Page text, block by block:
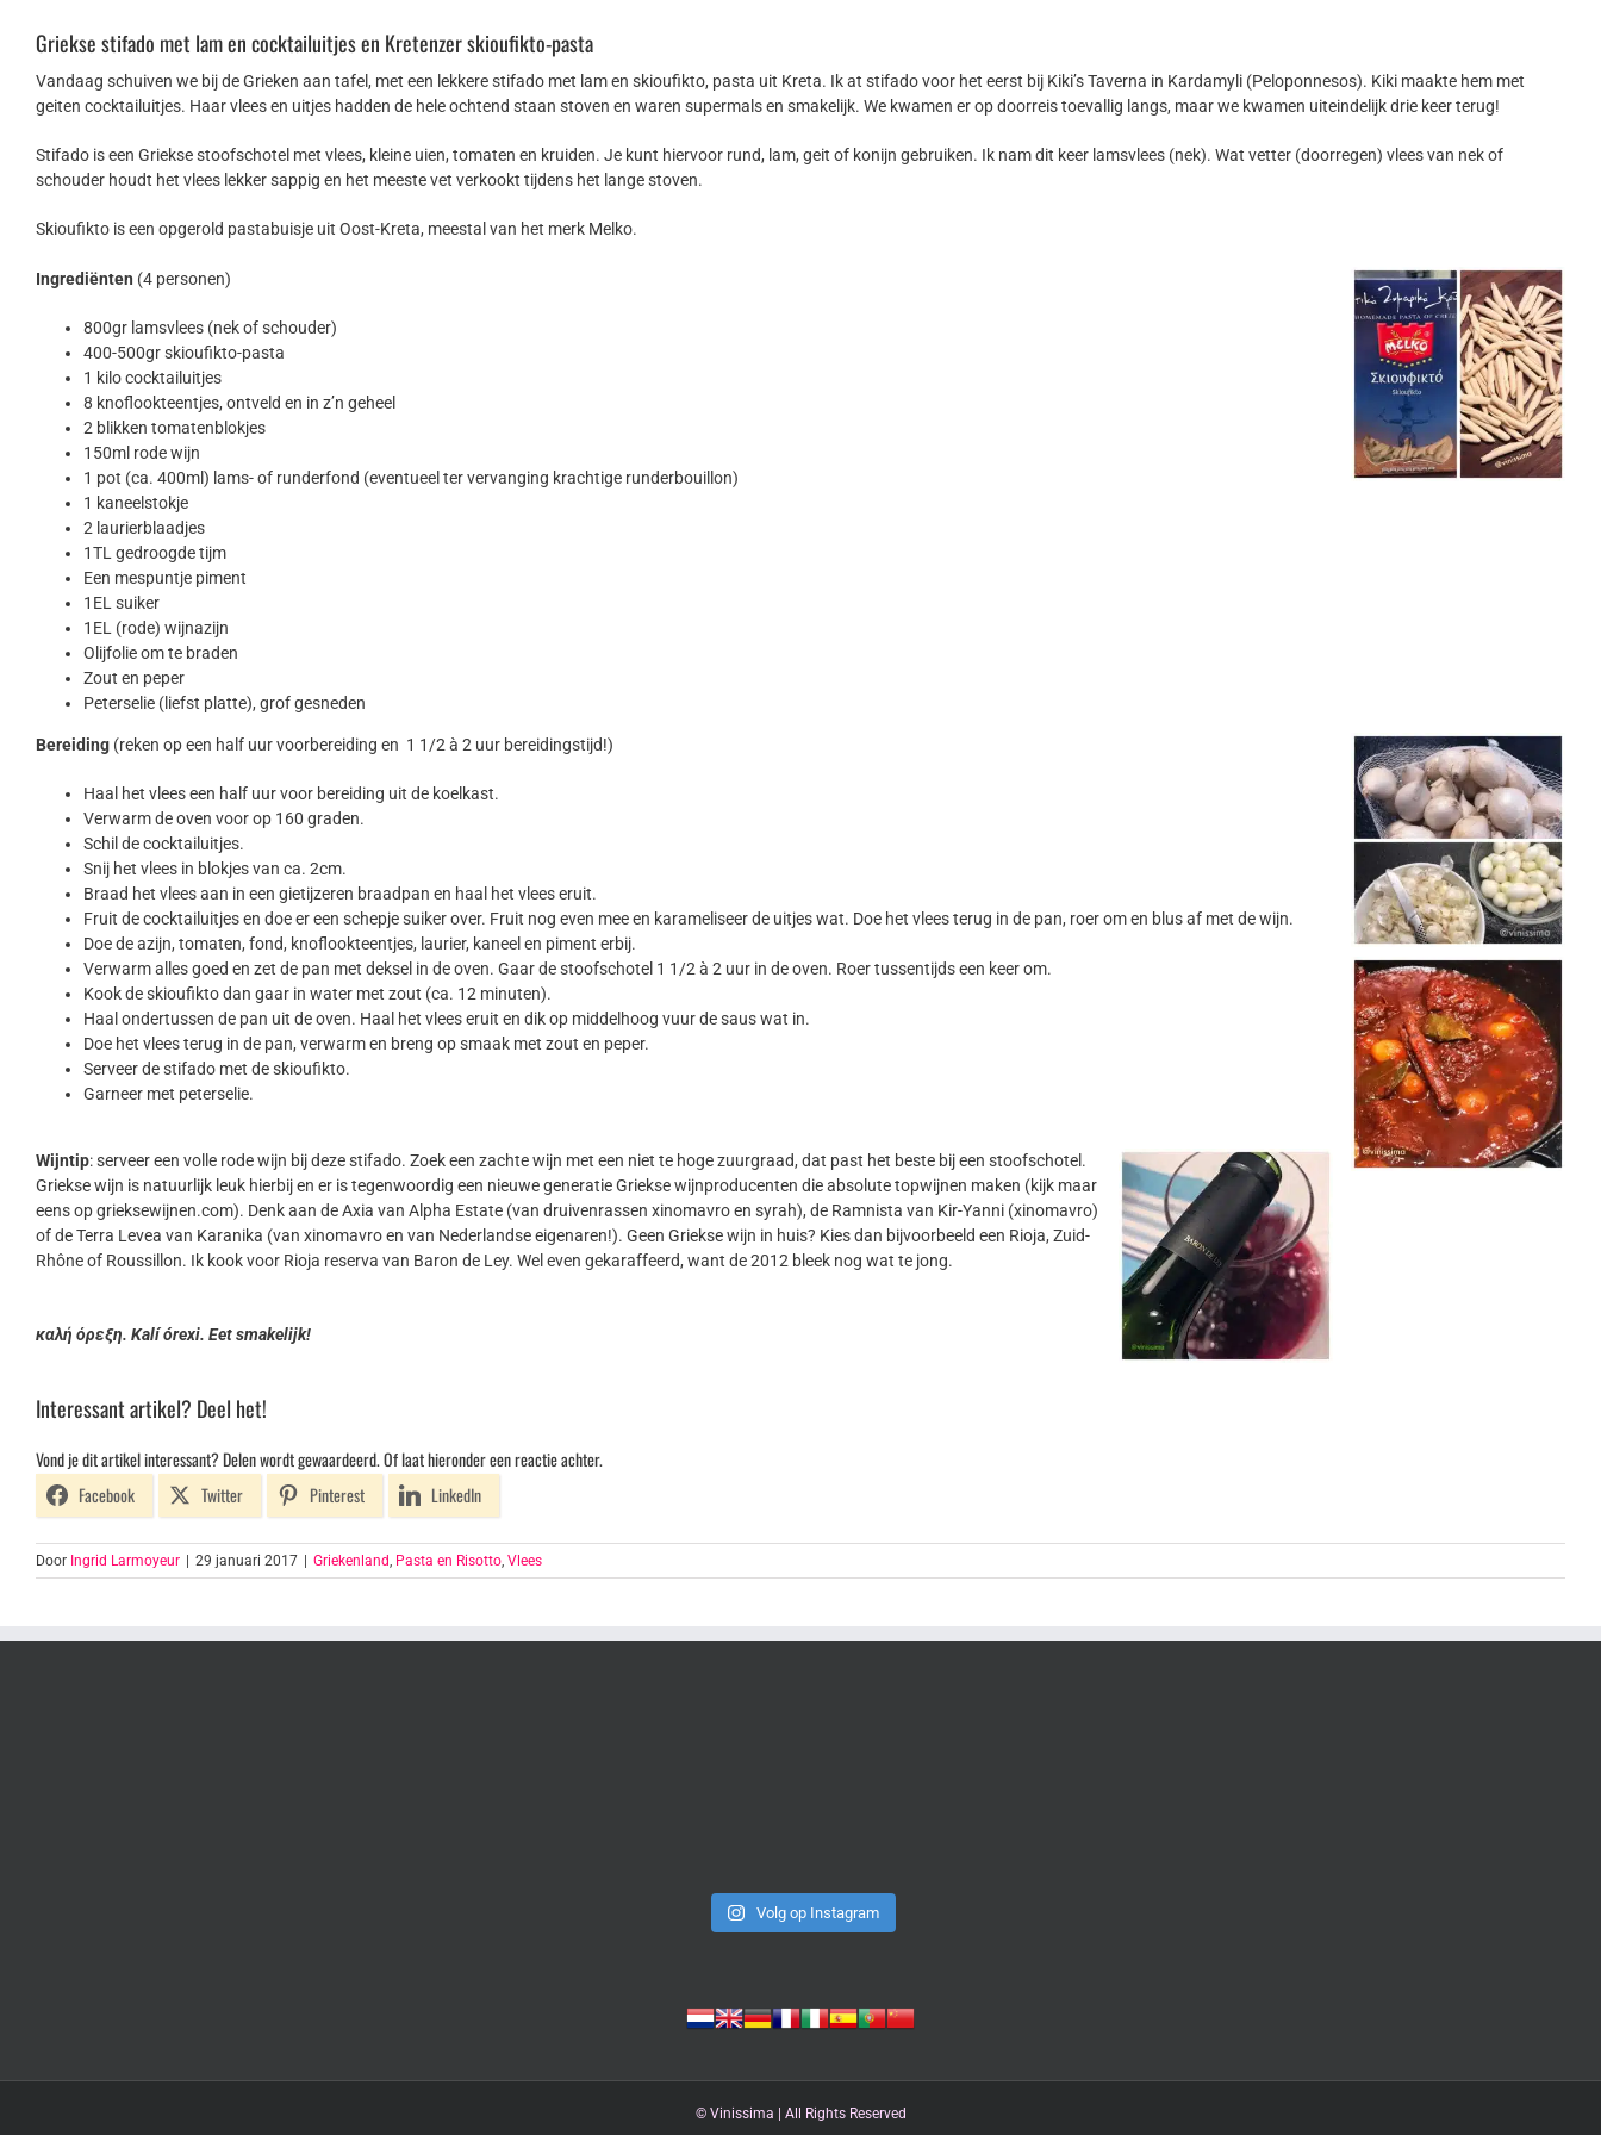
Griekse stifado met lam en cocktailuitjes en Kretenzer skioufikto-pasta
Vandaag schuiven we bij de Grieken aan tafel, met een lekkere stifado met lam en skioufikto, pasta uit Kreta. Ik at stifado voor het eerst bij Kiki’s Taverna in Kardamyli (Peloponnesos). Kiki maakte hem met
geiten cocktailuitjes. Haar vlees en uitjes hadden de hele ochtend staan stoven en waren supermals en smakelijk. We kwamen er op doorreis toevallig langs, maar we kwamen uiteindelijk drie keer terug!
Stifado is een Griekse stoofschotel met vlees, kleine uien, tomaten en kruiden. Je kunt hiervoor rund, lam, geit of konijn gebruiken. Ik nam dit keer lamsvlees (nek). Wat vetter (doorregen) vlees van nek of
schouder houdt het vlees lekker sappig en het meeste vet verkookt tijdens het lange stoven.
Skioufikto is een opgerold pastabuisje uit Oost-Kreta, meestal van het merk Melko.
Ingrediënten (4 personen)
800gr lamsvlees (nek of schouder)
400-500gr skioufikto-pasta
1 kilo cocktailuitjes
8 knoflookteentjes, ontveld en in z’n geheel
2 blikken tomatenblokjes
150ml rode wijn
1 pot (ca. 400ml) lams- of runderfond (eventueel ter vervanging krachtige runderbouillon)
1 kaneelstokje
2 laurierblaadjes
1TL gedroogde tijm
Een mespuntje piment
1EL suiker
1EL (rode) wijnazijn
Olijfolie om te braden
Zout en peper
Peterselie (liefst platte), grof gesneden
Bereiding (reken op een half uur voorbereiding en 1 1/2 à 2 uur bereidingstijd!)
Haal het vlees een half uur voor bereiding uit de koelkast.
Verwarm de oven voor op 160 graden.
Schil de cocktailuitjes.
Snij het vlees in blokjes van ca. 2cm.
Braad het vlees aan in een gietijzeren braadpan en haal het vlees eruit.
Fruit de cocktailuitjes en doe er een schepje suiker over. Fruit nog even mee en karameliseer de uitjes wat. Doe het vlees terug in de pan, roer om en blus af met de wijn.
Doe de azijn, tomaten, fond, knoflookteentjes, laurier, kaneel en piment erbij.
Verwarm alles goed en zet de pan met deksel in de oven. Gaar de stoofschotel 1 1/2 à 2 uur in de oven. Roer tussentijds een keer om.
Kook de skioufikto dan gaar in water met zout (ca. 12 minuten).
Haal ondertussen de pan uit de oven. Haal het vlees eruit en dik op middelhoog vuur de saus wat in.
Doe het vlees terug in de pan, verwarm en breng op smaak met zout en peper.
Serveer de stifado met de skioufikto.
Garneer met peterselie.
Wijntip: serveer een volle rode wijn bij deze stifado. Zoek een zachte wijn met een niet te hoge zuurgraad, dat past het beste bij een stoofschotel.
Griekse wijn is natuurlijk leuk hierbij en er is tegenwoordig een nieuwe generatie Griekse wijnproducenten die absolute topwijnen maken (kijk maar
eens op grieksewijnen.com). Denk aan de Axia van Alpha Estate (van druivenrassen xinomavro en syrah), de Ramnista van Kir-Yanni (xinomavro)
of de Terra Levea van Karanika (van xinomavro en van Nederlandse eigenaren!). Geen Griekse wijn in huis? Kies dan bijvoorbeeld een Rioja, Zuid-
Rhône of Roussillon. Ik kook voor Rioja reserva van Baron de Ley. Wel even gekaraffeerd, want de 2012 bleek nog wat te jong.
καλή όρεξη. Kalí órexi. Eet smakelijk!
Interessant artikel? Deel het!
Vond je dit artikel interessant? Delen wordt gewaardeerd. Of laat hieronder een reactie achter.
Facebook
Twitter Pinterest LinkedIn
Door Ingrid Larmoyeur 29 januari 2017 Griekenland, Pasta en Risotto, Vlees
Volg op Instagram
© Vinissima | All Rights Reserved